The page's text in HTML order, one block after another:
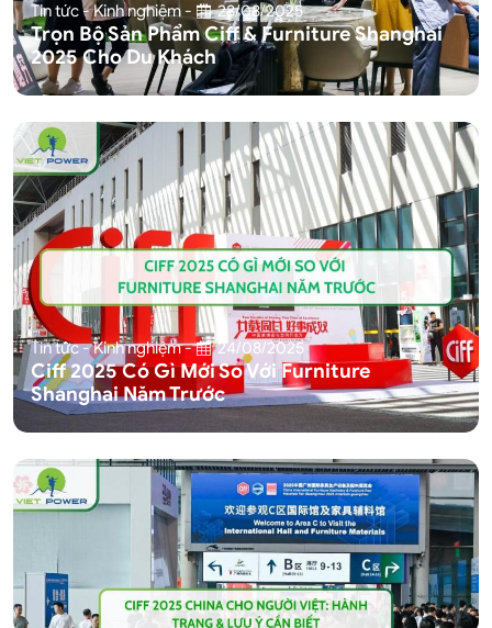
Tin tức - Kinh nghiệm - 28/08/2025
Trọn Bộ Sản Phẩm Ciff & Furniture Shanghai
2025 Cho Du Khách
Tin tức - Kinh nghiệm- 24/08/2025
Ciff 2025 Có Gì Mới So Với Furniture
Shanghai Năm Trước